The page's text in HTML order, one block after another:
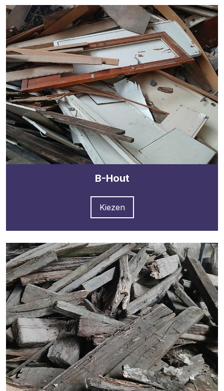
B-Hout
Kiezen